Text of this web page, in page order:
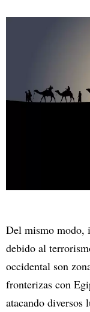
Del mismo modo,
debido al
occidental son
fronterizas con
atacando